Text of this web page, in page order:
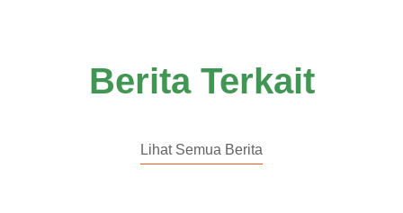
Berita Terkait
Lihat Semua Berita